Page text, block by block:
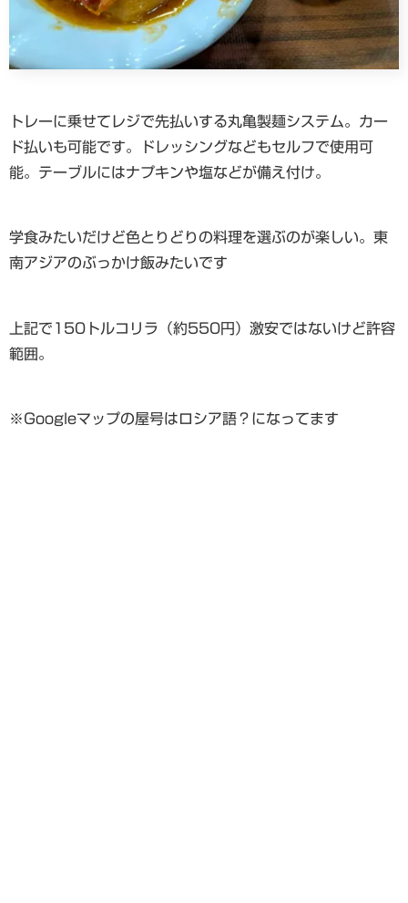
トレーに乗せてレジで先払いする丸亀製麺システム。カー
ド払いも可能です。ドレッシングなどもセルフで使用可
能。テーブルにはナプキンや塩などが備え付け。
学食みたいだけど色とりどりの料理を選ぶのが楽しい。東
南アジアのぶっかけ飯みたいです
上記で150トルコリラ（約550円）激安ではないけど許容
範囲。
※Googleマップの屋号はロシア語？になってます